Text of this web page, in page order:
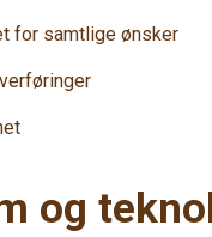
for samtlige ønsker
og